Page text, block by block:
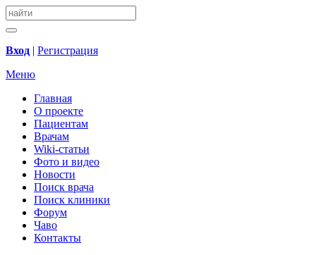
Вход | Регистрация
Меню
Главная
О проекте
Пациентам
Врачам
Wiki-статьи
Фото и видео
Новости
Поиск врача
Поиск клиники
Форум
Чаво
Контакты